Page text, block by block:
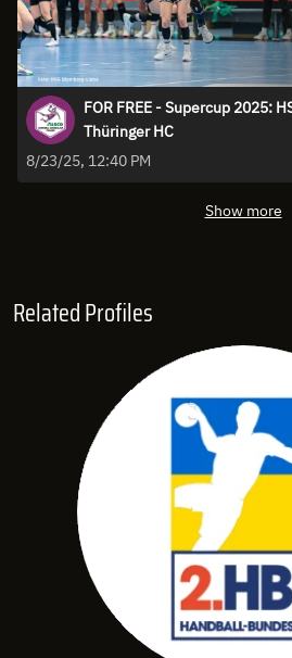
FOR FREE - Supercup 2025:
Thüringer HC
8/23/25, 12:40 PM
Show more
Related Profiles